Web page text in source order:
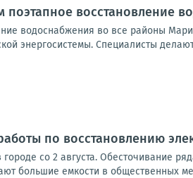
восстановление
водоснабжения во все районы
энергосистемы. Специалисты
по восстановлению
со 2 августа. Обесточивание
большие емкости в общественных